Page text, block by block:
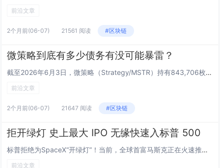
前沿文章
2个月前(06-07) 21561 阅读 #区块链
微策略到底有多少债务有没可能暴雷？
截至2026年6月3日，微策略（Strategy/MSTR）持有843,706枚比特币（市值约531 亿美元），同时背负67亿美元可转债和155亿美元永续优先股，年化付息义务约17.12亿美元。其中仅STRC一只优先股的规模就高达105亿美...
前沿文章
2个月前(06-07) 21647 阅读 #区块链
拒开绿灯 史上最大 IPO 无缘快速入标普 500
标普拒绝为SpaceX“开绿灯”！当前，全球首富马斯克正在火速推进SpaceX的IPO事宜。尽管SpaceX此次上市获得华尔街巨头热捧，但标普拒绝为其纳入指数提供快速通道。这意味着，SpaceX至少要在上市一年后才能被纳入标普500指数。此...
前沿文章